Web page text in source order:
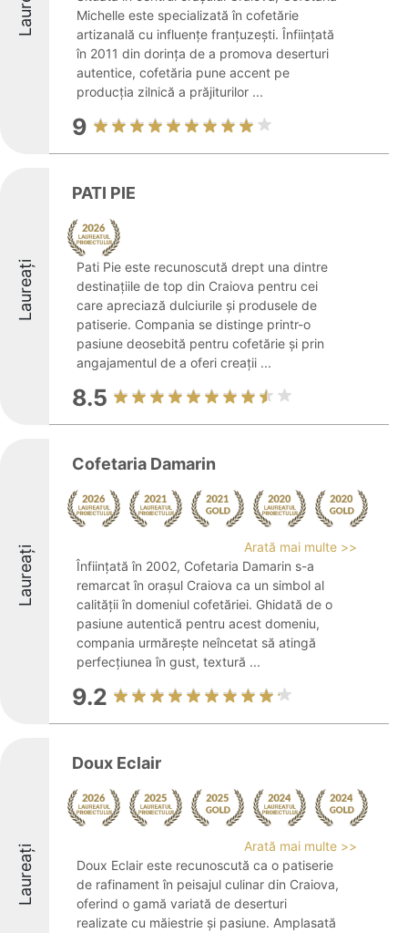
Michelle este specializată în cofetărie
artizanală cu influențe franțuzești. Înființată
în 2011 din dorința de a promova deserturi
autentice, cofetăria pune accent pe
producția zilnică a prăjiturilor ...
9
Laureați
PATI PIE
Pati Pie este recunoscută drept una dintre
destinațiile de top din Craiova pentru cei
care apreciază dulciurile și produsele de
patiserie. Compania se distinge printr-o
pasiune deosebită pentru cofetărie și prin
angajamentul de a oferi creații ...
8.5
Laureați
Cofetaria Damarin
Arată mai multe >>
Înființată în 2002, Cofetaria Damarin s-a
remarcat în orașul Craiova ca un simbol al
calității în domeniul cofetăriei. Ghidată de o
pasiune autentică pentru acest domeniu,
compania urmărește neîncetat să atingă
perfecțiunea în gust, textură ...
9.2
Laureați
Doux Eclair
Arată mai multe >>
Doux Eclair este recunoscută ca o patiserie
de rafinament în peisajul culinar din Craiova,
oferind o gamă variată de deserturi
realizate cu măiestrie și pasiune. Amplasată